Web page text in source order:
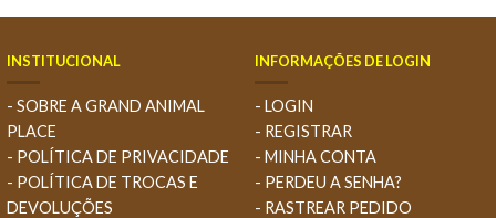
INSTITUCIONAL
- SOBRE A GRAND ANIMAL
PLACE
- POLÍTICA DE PRIVACIDADE
- POLÍTICA DE TROCAS E
DEVOLUÇÕES
INFORMAÇÕES DE LOGIN
- LOGIN
- REGISTRAR
- MINHA CONTA
- PERDEU A SENHA?
- RASTREAR PEDIDO